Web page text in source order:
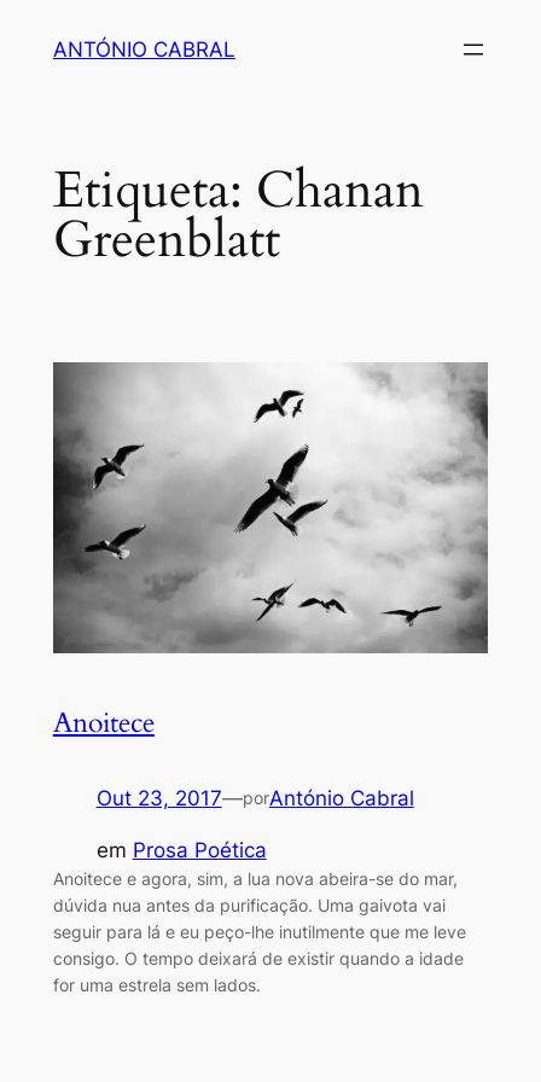
ANTÓNIO CABRAL
Etiqueta: Chanan
Greenblatt
Anoitece
Out 23, 2017—porAntónio Cabral
em Prosa Poética
Anoitece e agora, sim, a lua nova abeira-se do mar,
dúvida nua antes da purificação. Uma gaivota vai
seguir para lá e eu peço-lhe inutilmente que me leve
consigo. O tempo deixará de existir quando a idade
for uma estrela sem lados.